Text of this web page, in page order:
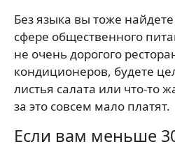
Без языка вы тоже
сфере общественного
не очень дорогого
кондиционеров, будете
листья салата или что-то
за это совсем мало платят.
Если вам меньше